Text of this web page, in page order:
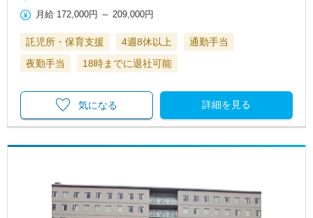
月給 172,000円 ～ 209,000円
託児所・保育支援 4週8休以上
通勤手当
夜勤手当
18時までに退社可能
詳細を見る
気になる